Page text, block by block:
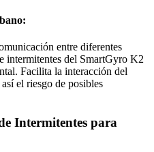
entre diferentes
intermitentes del SmartGyro K2
Facilita la interacción del
el riesgo de posibles
Intermitentes para